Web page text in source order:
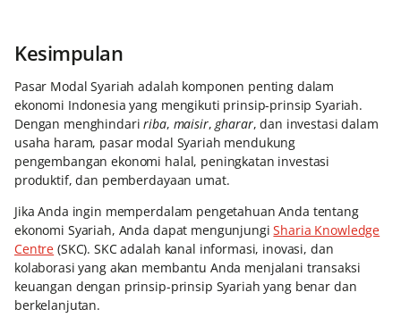
Kesimpulan
Pasar Modal Syariah adalah komponen penting dalam
ekonomi Indonesia yang mengikuti prinsip-prinsip Syariah.
Dengan menghindaririba, maisir, gharar, dan investasi dalam
usaha haram, pasar modal Syariah mendukung
pengembangan ekonomi halal, peningkatan investasi
produktif, dan pemberdayaan umat.
Jika Anda ingin memperdalam pengetahuan Anda tentang
ekonomi Syariah, Anda dapat mengunjungiSharia Knowledge
Centre (SKC). SKC adalah kanal informasi, inovasi, dan
kolaborasi yang akan membantu Anda menjalani transaksi
keuangan dengan prinsip-prinsip Syariah yang benar dan
berkelanjutan.